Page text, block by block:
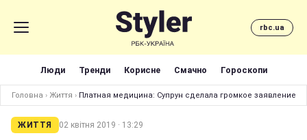
rbc.ua
Люди Тренди Корисне Смачно Гороскопи
Головна › Життя › Платная медицина: Супрун сделала громкое заявление
ЖИТТЯ 02 квітня 2019 · 13:29